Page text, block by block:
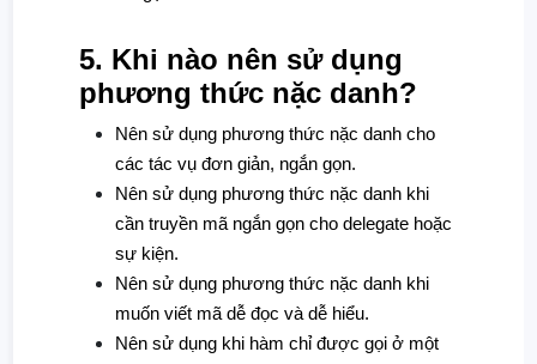
5. Khi nào nên sử dụng
phương thức nặc danh?
Nên sử dụng phương thức nặc danh cho
các tác vụ đơn giản, ngắn gọn.
Nên sử dụng phương thức nặc danh khi
cần truyền mã ngắn gọn cho delegate hoặc
sự kiện.
Nên sử dụng phương thức nặc danh khi
muốn viết mã dễ đọc và dễ hiểu.
Nên sử dụng khi hàm chỉ được gọi ở một